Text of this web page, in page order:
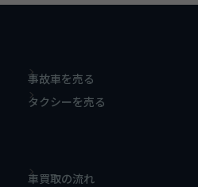
事故車を売る
タクシーを売る
車買取の流れ